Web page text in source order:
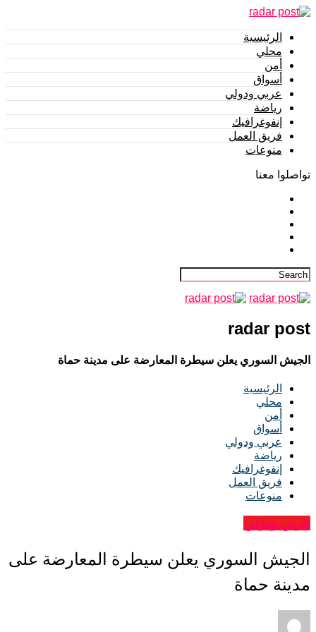
الرئيسية
محلي
أمن
أسواق
عربي ودولي
رياضة
إنفوغرافيك
فريق العمل
منوعات
تواصلوا معنا
radar post
الجيش السوري يعلن سيطرة المعارضة على مدينة حماة
الرئيسية
محلي
أمن
أسواق
عربي ودولي
رياضة
إنفوغرافيك
فريق العمل
منوعات
عربي ودولي
الجيش السوري يعلن سيطرة المعارضة على
مدينة حماة